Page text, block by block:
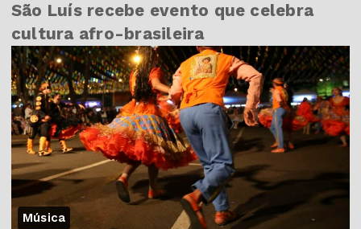
São Luís recebe evento que celebra
cultura afro-brasileira
Música